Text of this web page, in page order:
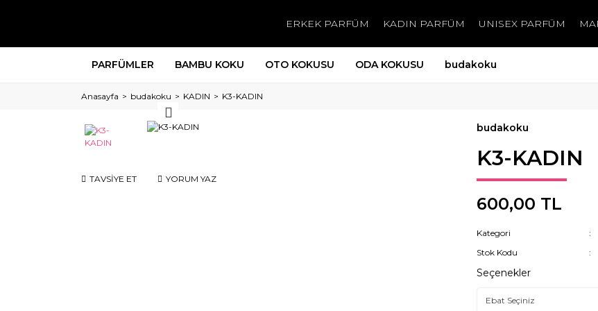
ERKEK PARFÜM KADIN PARFÜM UNISEX PARFÜM
PARFÜMLER BAMBU KOKU OTO KOKUSU ODA KOKUSU budakoku
Anasayfa budakoku KADIN K3-KADIN
TAVSİYE ET YORUM YAZ
budakoku
K3-KADIN
600,00 TL
Kategori
Stok Kodu
Seçenekler